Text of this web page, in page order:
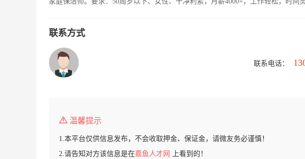
联系方式
联系电话：
温馨提示
1.本平台仅供信息发布，不会收取押金、保证金，请微友务必谨慎！
2.请告知对方该信息是在嘉鱼人才网
上看到的！